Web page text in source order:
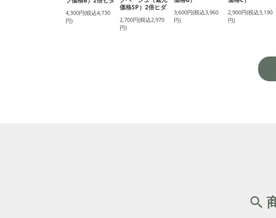
4,300円(税込4,730
円)
価格SP）2倍ヒダ
2,700円(税込2,970
円)
3,600円(税込3,960
円)
2,900円(税込3,190
円)